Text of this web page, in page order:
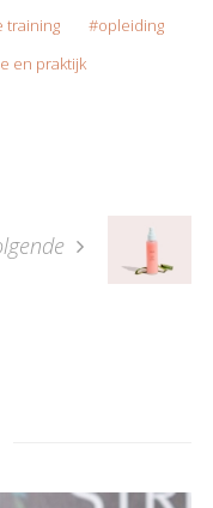
training
opleiding
en praktijk